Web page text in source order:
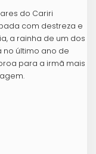
do Cariri
com destreza e
a rainha de um dos
no último ano de
para a irmã mais